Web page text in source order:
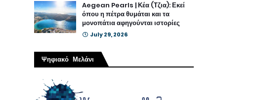
Aegean Pearls | Κέα (Τζια): Εκεί
όπου η πέτρα θυμάται και τα
μονοπάτια αφηγούνται ιστορίες
July 29, 2026
Ψηφιακό Μελάνι